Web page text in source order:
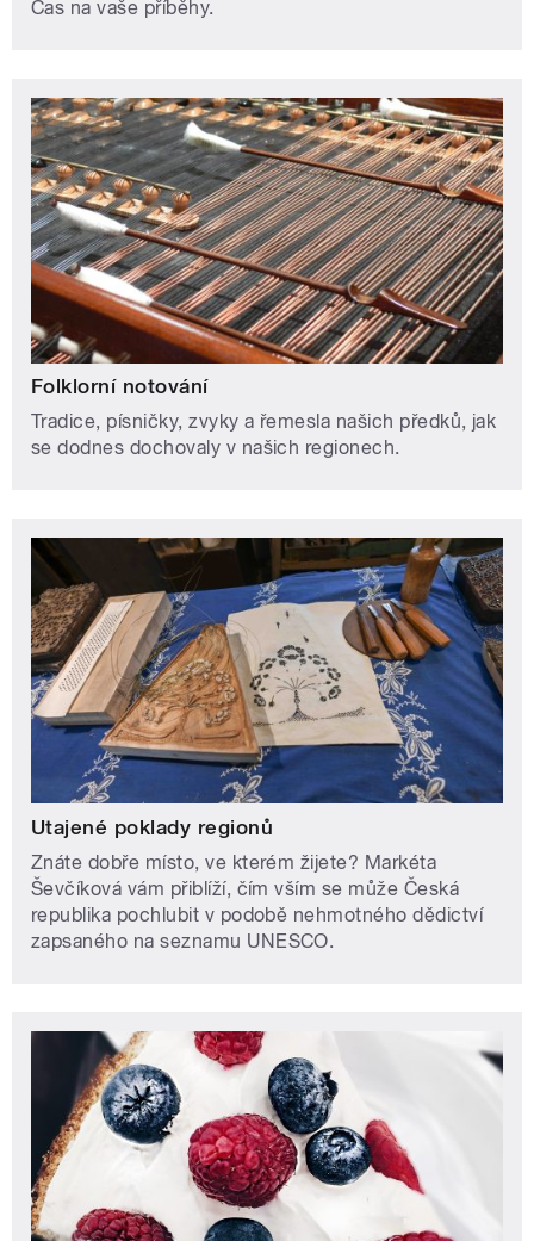
Čas na vaše příběhy.
Folklorní notování
Tradice, písničky, zvyky a řemesla našich předků, jak
se dodnes dochovaly v našich regionech.
Utajené poklady regionů
Znáte dobře místo, ve kterém žijete? Markéta
Ševčíková vám přiblíží, čím vším se může Česká
republika pochlubit v podobě nehmotného dědictví
zapsaného na seznamu UNESCO.